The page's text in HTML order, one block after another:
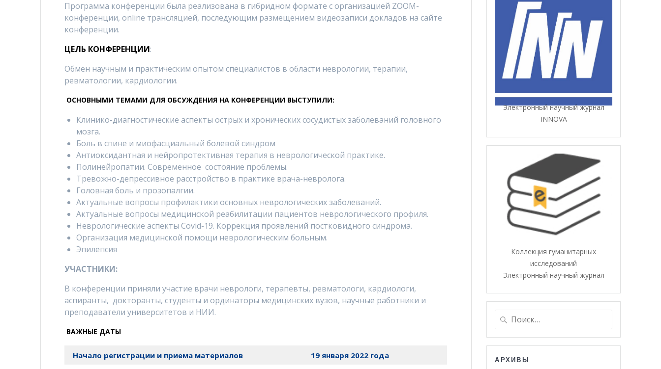
Программа конференции была реализована в гибридном формате с организацией ZOOM-
конференции, online трансляцией, последующим размещением видеозаписи докладов на сайте
конференции.
ЦЕЛЬ КОНФЕРЕНЦИИ:
Обмен научным и практическим опытом специалистов в области неврологии, терапии,
ревматологии, кардиологии.
ОСНОВНЫМИ ТЕМАМИ ДЛЯ ОБСУЖДЕНИЯ НА КОНФЕРЕНЦИИ ВЫСТУПИЛИ:
Клинико-диагностические аспекты острых и хронических сосудистых заболеваний головного
мозга.
Боль в спине и миофасциальный болевой синдром
Антиоксидантная и нейропротективная терапия в неврологической практике.
Полинейропатии. Современное состояние проблемы.
Тревожно-депрессивное расстройство в практике врача-невролога.
Головная боль и прозопалгии.
Актуальные вопросы профилактики основных неврологических заболеваний.
Актуальные вопросы медицинской реабилитации пациентов неврологического профиля.
Неврологические аспекты Covid-19. Коррекция проявлений постковидного синдрома.
Организация медицинской помощи неврологическим больным.
Эпилепсия
УЧАСТНИКИ:
В конференции приняли участие врачи неврологи, терапевты, ревматологи, кардиологи,
аспиранты, докторанты, студенты и ординаторы медицинских вузов, научные работники и
преподаватели университетов и НИИ.
ВАЖНЫЕ ДАТЫ
Начало регистрации и приема материалов
19 января 2022 года
Электронный научный журнал
INNOVA
Коллекция гуманитарных
исследований
Электронный научный журнал
Найти:
АРХИВЫ